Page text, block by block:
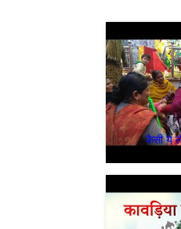
कैसी ये